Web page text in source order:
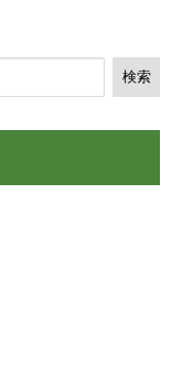
検索